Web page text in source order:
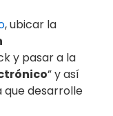
, ubicar la
y pasar a la
” y así
que desarrolle